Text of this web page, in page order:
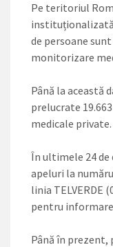
Pe teritoriul
instituționalizată
de persoane
monitorizare
Până la această
prelucrate
medicale private.
În ultimele 24 de
apeluri la
linia TELVERDE
pentru
Până în